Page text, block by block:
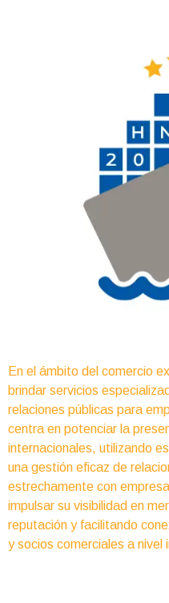
En el ámbito del comercio
brindar servicios
relaciones públicas para
centra en potenciar la
internacionales, utilizando
una gestión eficaz de
estrechamente con
impulsar su visibilidad en
reputación y facilitando
y socios comerciales a nivel